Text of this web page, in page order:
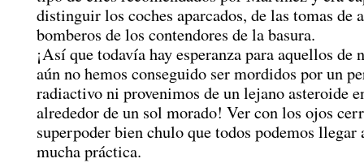
distinguir los coches aparcados, de las tomas de
bomberos de los contendores de la basura.
¡Así que todavía hay esperanza para aquellos de
aún no hemos conseguido ser mordidos por un
radiactivo ni provenimos de un lejano asteroide
alrededor de un sol morado! Ver con los ojos
superpoder bien chulo que todos podemos
mucha práctica.